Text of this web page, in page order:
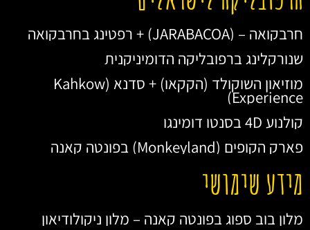
חרבקואה – (JARABACOA) + רפטינג בחרבקואה
שנורקלינג ברפובליקה הדומיניקנית
מוזיאון השוקולד (הקקאו) + סדנא (Kahkow
Experience)
קולנוע 4D בסנטו דומינגו
פארק הקופים (Monkeyland) בפונטה קאנה
מידע שימושי
מלון בוב ספוג בפונטה קאנה – מלון ניקולודיאון